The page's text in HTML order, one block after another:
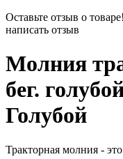
Оставьте отзыв о товаре!
написать отзыв
Молния
бег.
Голубой
Тракторная молния -